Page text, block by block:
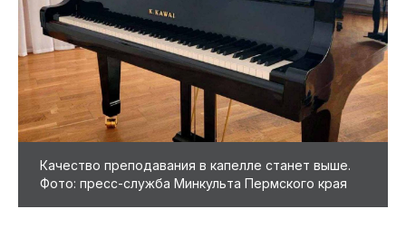
Качество преподавания в капелле станет выше.
Фото: пресс-служба Минкульта Пермского края